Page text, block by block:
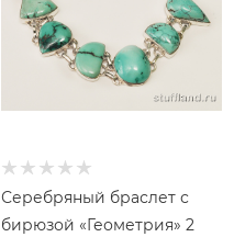
Серебряный браслет с
бирюзой «Геометрия» 2